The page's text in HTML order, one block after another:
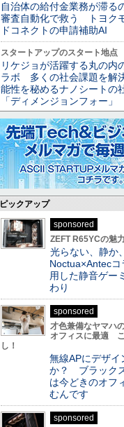
自治体の給付金業務が滞る
審査自動化で救う トヨク
ドコネクトの申請補助AI
スタートアップのスタート地点
リケジョが活躍する丸の内
ラボ 多くの社会課題を解
能性を秘めるナノシートの
「ディメンジョンフォー」
ピックアップ
sponsored
ZEFT R65YCの魅
光らない、静か
Noctua×Antec
用した静音ゲー
わり
sponsored
才色兼備なヤマハ
オフィスに最適
し！
無線APにデザイ
か？ ブラック
は今どきのオフ
むんです
sponsored